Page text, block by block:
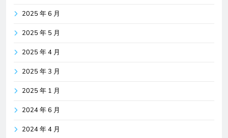
2025 年 6 月
2025 年 5 月
2025 年 4 月
2025 年 3 月
2025 年 1 月
2024 年 6 月
2024 年 4 月